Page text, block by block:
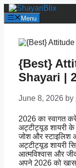
Skip
to
content
Menu
{Best}
Shayari |
June 8, 2026 by
2026 का स्वागत
अट्टीट्यूड शायरी
जोश और स्टाइलिश
अट्टीट्यूड शायरी
आत्मविश्वास और
अपने 2026 को खास